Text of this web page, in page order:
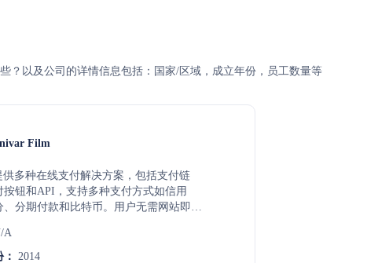
？以及公司的详情信息包括：国家/区域，成立年份，员工数量等
Film
供多种在线支付解决方案，包括支付链
按钮和API，支持多种支付方式如信用
、分期付款和比特币。用户无需网站即可
接收客户付款。
A
2014